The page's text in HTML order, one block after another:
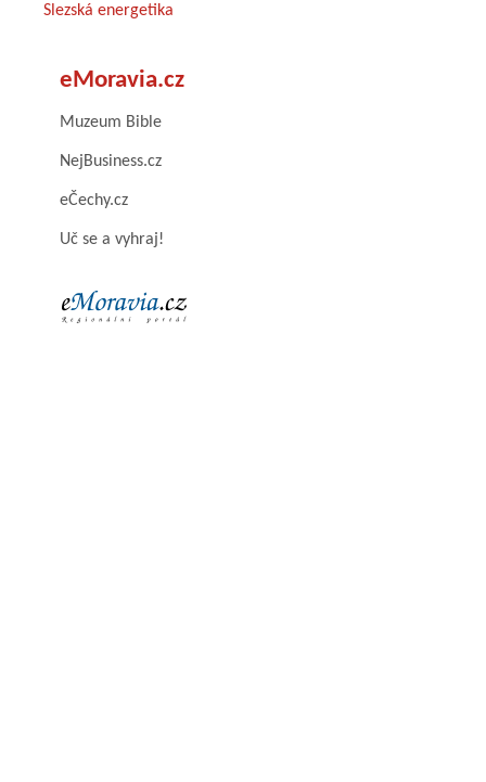
Slezská energetika
eMoravia.cz
Muzeum Bible
NejBusiness.cz
eČechy.cz
Uč se a vyhraj!